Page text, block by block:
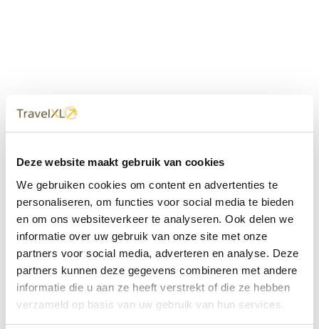
Deze website maakt gebruik van cookies
We gebruiken cookies om content en advertenties te
personaliseren, om functies voor social media te bieden
en om ons websiteverkeer te analyseren. Ook delen we
informatie over uw gebruik van onze site met onze
partners voor social media, adverteren en analyse. Deze
partners kunnen deze gegevens combineren met andere
informatie die u aan ze heeft verstrekt of die ze hebben
verzameld op basis van uw gebruik van hun services.
dichtbij
Met 60+ verkooppunten in Nederland en België staan wij
met onze XL Travelcenters, mobiele reisadviseurs van
TravelXL@Home en deze website altijd voor uw vakantie
klaar.
• Ontzorgen van A-Z • Onafhankelijk advies • Maatwerk •
Bespaar tijd en stress
TravelXLreisbureau's